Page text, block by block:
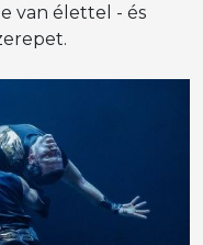
van élettel - és